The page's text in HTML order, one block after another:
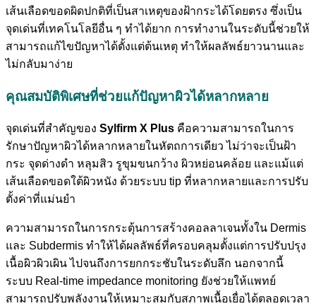
เส้นเลือดขอดผิดปกติที่เป็นสาเหตุของฝ้ากระได้โดยตรง ซึ่งเป็น
จุดเด่นที่เทคโนโลยีอื่น ๆ ทำได้ยาก การทำงานในระดับนี้ช่วยให้
สามารถแก้ไขปัญหาได้ตั้งแต่ต้นเหตุ ทำให้ผลลัพธ์ยาวนานและ
ไม่กลับมาง่าย
คุณสมบัติพิเศษที่ช่วยแก้ปัญหาผิวได้หลากหลาย
จุดเด่นที่สำคัญของ Sylfirm X Plus คือความสามารถในการ
รักษาปัญหาผิวได้หลากหลายในหัตถการเดียว ไม่ว่าจะเป็นฝ้า
กระ จุดด่างดำ หลุมสิว รูขุมขนกว้าง ผิวหย่อนคล้อย และแม้แต่
เส้นเลือดขอดใต้ผิวหนัง ด้วยระบบ tip ที่หลากหลายและการปรับ
ตั้งค่าที่แม่นยำ
ความสามารถในการกระตุ้นการสร้างคอลลาเจนทั้งใน Dermis
และ Subdermis ทำให้ได้ผลลัพธ์ที่ครอบคลุมตั้งแต่การปรับปรุง
เนื้อผิวผิวเผิน ไปจนถึงการยกกระชับในระดับลึก นอกจากนี้
ระบบ Real-time impedance monitoring ยังช่วยให้แพทย์
สามารถปรับพลังงานให้เหมาะสมกับสภาพเนื้อเยื่อได้ตลอดเวลา